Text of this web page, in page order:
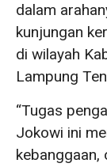
dalam
kunjungan
di wilayah
Lampung
“Tugas
Jokowi ini
kebanggaan,